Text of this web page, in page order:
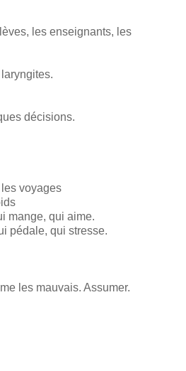
les enseignants, les
décisions.
voyages
mange, qui aime.
pédale, qui stresse.
les mauvais. Assumer.